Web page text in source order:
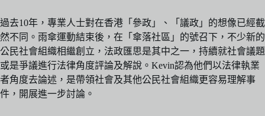
過去10年，專業人士對在香港「參政」、「議政」的想像已經截
然不同。雨傘運動結束後，在「傘落社區」的號召下，不少新的
公民社會組織相繼創立，法政匯思是其中之一，持續就社會議題
或是爭議進行法律角度評論及解說。Kevin認為他們以法律執業
者角度去論述，是帶領社會及其他公民社會組織更容易理解事
件，開展進一步討論。